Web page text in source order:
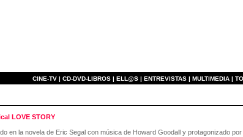
CINE-TV | CD-DVD-LIBROS | ELL@S | ENTREVISTAS | MULTIMEDIA |
LOVE STORY
en la novela de Eric Segal con música de Howard Goodall y protagonizado